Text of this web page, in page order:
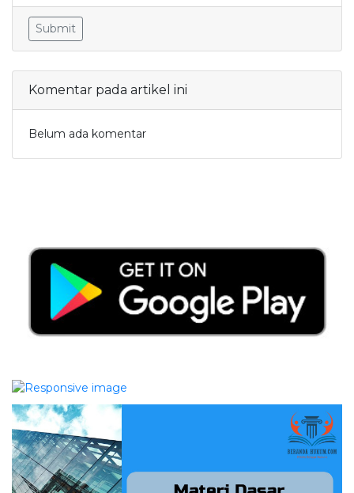
Submit
Komentar pada artikel ini
Belum ada komentar